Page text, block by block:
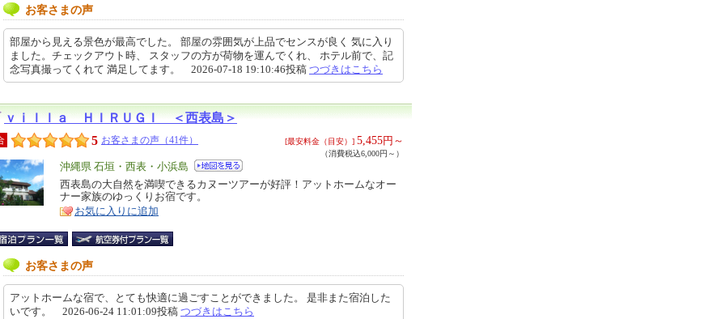
お客さまの声
部屋から見える景色が最高でした。 部屋の雰囲気が上品でセンスが良く 気に入り
ました。チェックアウト時、 スタッフの方が荷物を運んでくれ、 ホテル前で、記
念写真撮ってくれて 満足してます。 2026-07-18 19:10:46投稿 つづきはこちら
ｖｉｌｌａ ＨＩＲＵＧＩ ＜西表島＞
5 お客さまの声（41件） [最安料金（目安）] 5,455円～
（消費税込6,000円～）
エ
リ
ア
沖縄県 石垣・西表・小浜島
特
徴
西表島の大自然を満喫できるカヌーツアーが好評！アットホームなオー
ナー家族のゆっくりお宿です。
お気に入りに追加
お客さまの声
アットホームな宿で、とても快適に過ごすことができました。 是非また宿泊した
いです。 2026-06-24 11:01:09投稿 つづきはこちら